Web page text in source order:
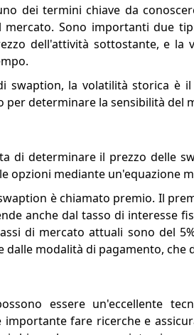
dei termini chiave da
Sono importanti due
dell'attività sottostante, e la
swaption, la volatilità storica è
per determinare la sensibilità del
di determinare il prezzo delle
opzioni mediante un'equazione
è chiamato premio. Il
anche dal tasso di interesse
di mercato attuali sono del
dalle modalità di pagamento,
essere un'eccellente
importante fare ricerche e